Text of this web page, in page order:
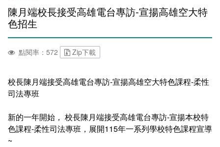
線上報名查詢
秘書處出納組
秘書處文書組
電算中心
會計室
健康管理與促進學系
校園行事曆
教室‧會議室預約系統
線上報修最新消息
政府公開資訊
常見問答
各單位意見信箱
諮詢信箱
影音資訊
陳月端校長接受高雄電台專訪-宣揚高雄空大特
色招生
點閱率：572 Zip下載
校長陳月端接受高雄電台專訪-宣揚高雄空大特色課程-柔性
司法專班
新的一年開始， 校長陳月端接受高雄電台專訪-宣揚本校特
色課程-柔性司法專班，展開115年一系列學校特色課程宣導
~